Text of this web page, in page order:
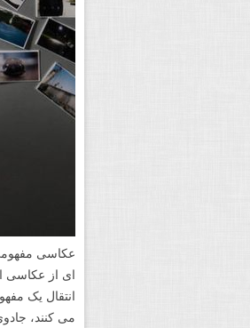
ای از عکاسی
انتقال یک
می کنند،